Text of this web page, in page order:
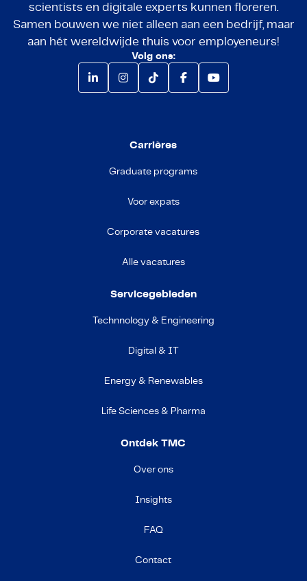
scientists en digitale experts kunnen floreren.
Samen bouwen we niet alleen aan een bedrijf, maar
aan hét wereldwijde thuis voor employeneurs!
Volg ons:
Carrières
Graduate programs
Voor expats
Corporate vacatures
Alle vacatures
Servicegebieden
Technnology & Engineering
Digital & IT
Energy & Renewables
Life Sciences & Pharma
Ontdek TMC
Over ons
Insights
FAQ
Contact